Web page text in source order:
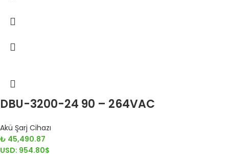
DBU-3200-24 90 – 264VAC
Akü Şarj Cihazı
₺ 45,490.87
USD: 954.80$